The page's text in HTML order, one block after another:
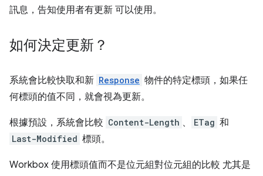
訊息，告知使用者有更新 可以使用。
如何決定更新？
系統會比較快取和新 Response 物件的特定標頭，如果任
何標頭的值不同，就會視為更新。
根據預設，系統會比較 Content-Length 、 ETag 和
Last-Modified 標頭。
Workbox 使用標頭值而不是位元組對位元組的比較 尤其是